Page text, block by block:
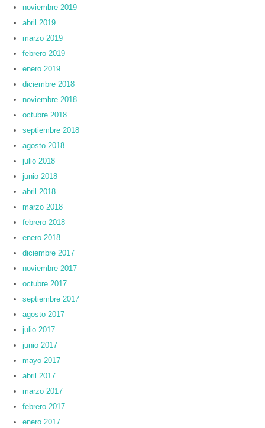
noviembre 2019
abril 2019
marzo 2019
febrero 2019
enero 2019
diciembre 2018
noviembre 2018
octubre 2018
septiembre 2018
agosto 2018
julio 2018
junio 2018
abril 2018
marzo 2018
febrero 2018
enero 2018
diciembre 2017
noviembre 2017
octubre 2017
septiembre 2017
agosto 2017
julio 2017
junio 2017
mayo 2017
abril 2017
marzo 2017
febrero 2017
enero 2017